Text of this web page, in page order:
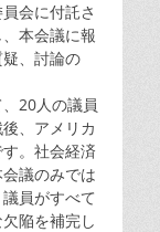
会に付託さ
本会議に報
、討論の
20人の議員
、アメリカ
。社会経済
議のみでは
員がすべて
陥を補完し